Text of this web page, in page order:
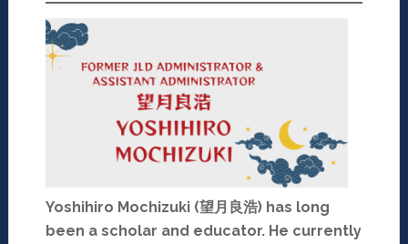
Yoshihiro Mochizuki (望月良浩) has long
been a scholar and educator. He currently